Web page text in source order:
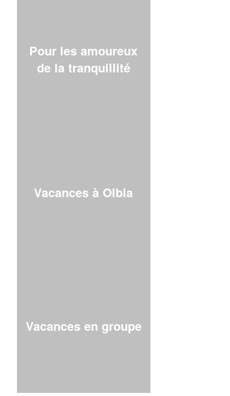
Pour les amoureux
de la tranquillité
Vacances à Olbia
Vacances en groupe